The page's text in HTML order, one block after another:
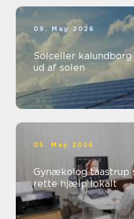
09. May 2026
Solceller kalundborg sådan får du mest
ud af solen
05. May 2026
Gynækolog taastrup sådan finder du den
rette hjælp lokalt